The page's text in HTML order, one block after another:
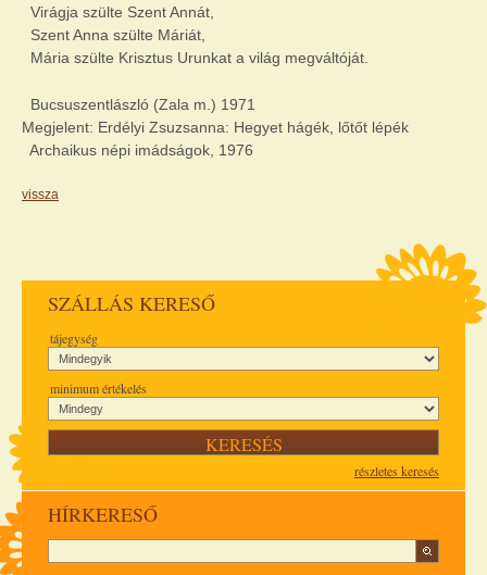
Virágja szülte Szent Annát,
Szent Anna szülte Máriát,
Mária szülte Krisztus Urunkat a világ megváltóját.
Bucsuszentlászló (Zala m.) 1971
Megjelent: Erdélyi Zsuzsanna: Hegyet hágék, lőtőt lépék
Archaikus népi imádságok, 1976
vissza
SZÁLLÁS KERESŐ
tájegység
minimum értékelés
részletes keresés
HÍRKERESŐ